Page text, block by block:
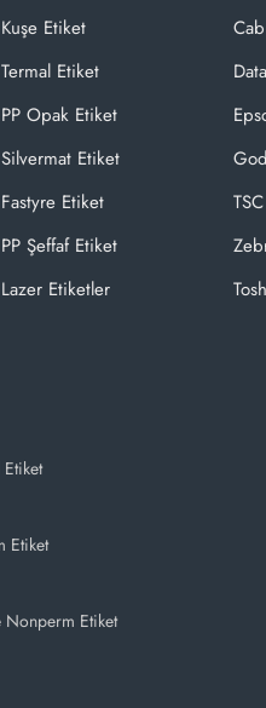
Kuşe Etiket
Termal Etiket
PP Opak Etiket
Silvermat Etiket
Fastyre Etiket
PP Şeffaf Etiket
Lazer Etiketler
Etiket
Nonperm Etiket